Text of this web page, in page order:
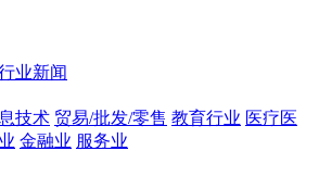
业新闻
技术 贸易/批发/零售 教育行业 医疗医
金融业 服务业